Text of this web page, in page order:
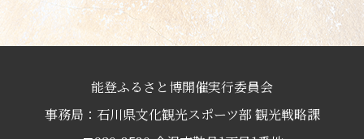
能登ふるさと博開催実行委員会
事務局：石川県文化観光スポーツ部 観光戦略課